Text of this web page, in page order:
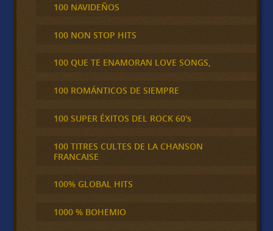
100 NAVIDEÑOS
100 NON STOP HITS
100 QUE TE ENAMORAN LOVE SONGS,
100 ROMÁNTICOS DE SIEMPRE
100 SUPER ÉXITOS DEL ROCK 60's
100 TITRES CULTES DE LA CHANSON
FRANCAISE
100% GLOBAL HITS
1000 % BOHEMIO